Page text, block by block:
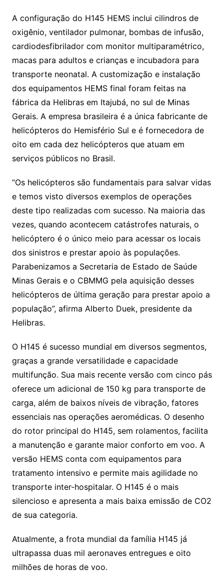
A configuração do H145 HEMS inclui cilindros de
oxigênio, ventilador pulmonar, bombas de infusão,
cardiodesfibrilador com monitor multiparamétrico,
macas para adultos e crianças e incubadora para
transporte neonatal. A customização e instalação
dos equipamentos HEMS final foram feitas na
fábrica da Helibras em Itajubá, no sul de Minas
Gerais. A empresa brasileira é a única fabricante de
helicópteros do Hemisfério Sul e é fornecedora de
oito em cada dez helicópteros que atuam em
serviços públicos no Brasil.
“Os helicópteros são fundamentais para salvar vidas
e temos visto diversos exemplos de operações
deste tipo realizadas com sucesso. Na maioria das
vezes, quando acontecem catástrofes naturais, o
helicóptero é o único meio para acessar os locais
dos sinistros e prestar apoio às populações.
Parabenizamos a Secretaria de Estado de Saúde
Minas Gerais e o CBMMG pela aquisição desses
helicópteros de última geração para prestar apoio a
população”, afirma Alberto Duek, presidente da
Helibras.
O H145 é sucesso mundial em diversos segmentos,
graças a grande versatilidade e capacidade
multifunção. Sua mais recente versão com cinco pás
oferece um adicional de 150 kg para transporte de
carga, além de baixos níveis de vibração, fatores
essenciais nas operações aeromédicas. O desenho
do rotor principal do H145, sem rolamentos, facilita
a manutenção e garante maior conforto em voo. A
versão HEMS conta com equipamentos para
tratamento intensivo e permite mais agilidade no
transporte inter-hospitalar. O H145 é o mais
silencioso e apresenta a mais baixa emissão de CO2
de sua categoria.
Atualmente, a frota mundial da família H145 já
ultrapassa duas mil aeronaves entregues e oito
milhões de horas de voo.